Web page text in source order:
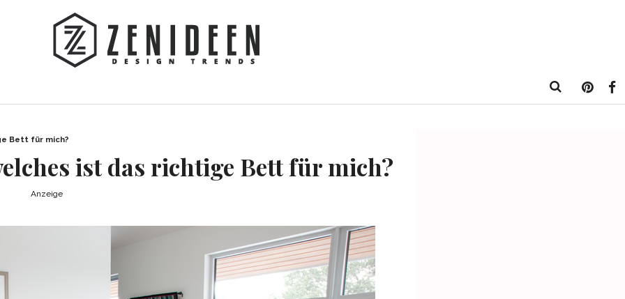
Bett für mich?
ist das richtige Bett für mich?
Anzeige